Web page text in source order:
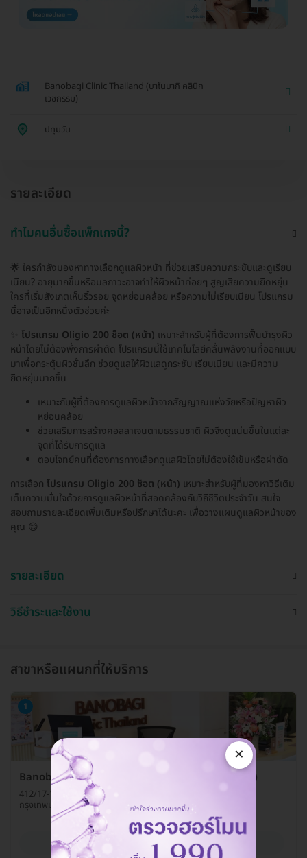
Banobagi Clinic Thailand (บาโนบากิ คลินิก
เวชกรรม)
ปทุมวัน
รายละเอียด
ทำไมคนอื่นซื้อแพ็กเกจนี้?
🌟 ใครกำลังมองหาทางเลือกดูแลผิวหน้า ที่ช่วยเสริมความกระชับและดูเรียบ
เนียน? อายุมากขึ้นหรือมลภาวะอาจทำให้ผิวหน้าค่อยๆ สูญเสียความยืดหยุ่น
ใครที่เริ่มสังเกตเห็นริ้วรอย จุดหย่อนคล้อย หรือความไม่เรียบเนียน โปรแกรม
นี้อาจเป็นอีกหนึ่งตัวช่วยค่ะ
โปรแกรม Oligio 200 ช็อต (หน้า) เหมาะสำหรับผู้ที่ต้องการฟื้นบำรุงผิว
หน้าโดยไม่ต้องพึ่งการผ่าตัด โปรแกรมนี้ใช้เทคโนโลยีคลื่นพลังงานที่ออกแบบ
มาเพื่อกระตุ้นผิวชั้นลึก ช่วยดูแลให้ผิวแลดูกระชับ เรียบเนียน และมีความ
ยืดหยุ่นมากขึ้น
เหมาะกับผู้ที่ต้องการดูแลผิวหน้าจากสัญญาณแห่งวัยหรือปัญหาผิว
หย่อนคล้อย
ช่วยเสริมการสร้างคอลลาเจนตามธรรมชาติ ผิวจึงดูแน่นขึ้นในแต่ละ
จุดที่ได้รับการดูแล
ตอบโจทย์คนที่ต้องการทางเลือกดูแลผิวโดยไม่ต้องใช้เข็มหรือผ่าตัด
การเลือก โปรแกรม Oligio 200 ช็อต (หน้า) เหมาะสำหรับผู้ที่มองหาวิธีเติม
เต็มความมั่นใจด้วยการดูแลผิวหน้าที่สอดคล้องกับวิถีชีวิตประจำวัน สนใจ
สอบถามรายละเอียดเพิ่มเติมหรือปรึกษาได้นะคะ เพื่อวางแผนดูแลผิวหน้าของ
คุณ 😊
รายละเอียด
วิธีชำระและใช้งาน
สาขาหรือแผนกที่ให้บริการ
1
Banobagi Clinic Thailand (บาโนบากิ คลินิกเวชกรรม)
412/17-18 ซ. สยามสแควร์ 6 ถ. พระราม 1 แขวงปทุมวัน เขตปทุมวัน
กรุงเทพมหานคร 10330
ดูรายละเอียด
×